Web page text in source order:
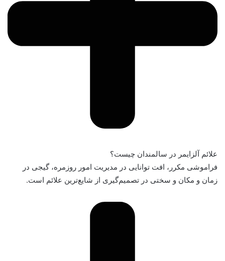
علائم آلزایمر در سالمندان چیست؟
فراموشی مکرر، افت توانایی در مدیریت امور روزمره، گیجی در
زمان و مکان و سختی در تصمیم‌گیری از شایع‌ترین علائم است.